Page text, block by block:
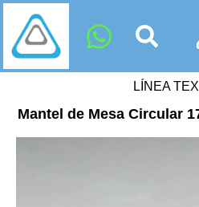
LÍNEA
Mantel de Mesa Circular